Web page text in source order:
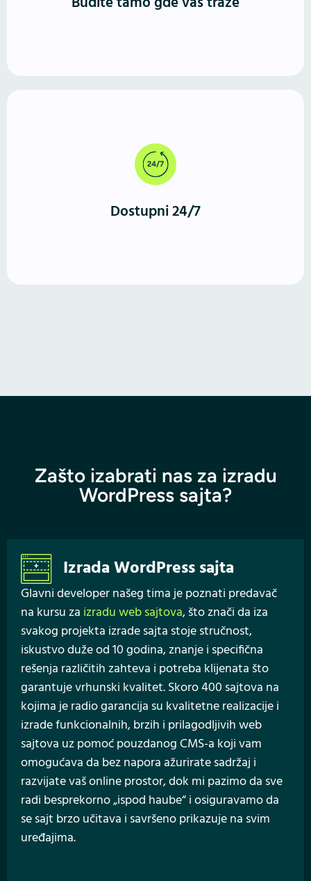
Dostupni 24/7
Za razliku od fizičkog prostora, WordPress sajt radi
neprekidno. Vašu ponudu mogu da istraže u bilo
koje vreme, sa bilo kog uređaja.
Zašto izabrati nas za izradu
WordPress sajta?
Izrada WordPress sajta
Glavni developer našeg tima je poznati predavač
na kursu za izradu web sajtova, što znači da iza
svakog projekta izrade sajta stoje stručnost,
iskustvo duže od 10 godina, znanje i specifična
rešenja različitih zahteva i potreba klijenata što
garantuje vrhunski kvalitet. Skoro 400 sajtova na
kojima je radio garancija su kvalitetne realizacije i
izrade funkcionalnih, brzih i prilagodljivih web
sajtova uz pomoć pouzdanog CMS-a koji vam
omogućava da bez napora ažurirate sadržaj i
razvijate vaš online prostor, dok mi pazimo da sve
radi besprekorno „ispod haube“ i osiguravamo da
se sajt brzo učitava i savršeno prikazuje na svim
uređajima.